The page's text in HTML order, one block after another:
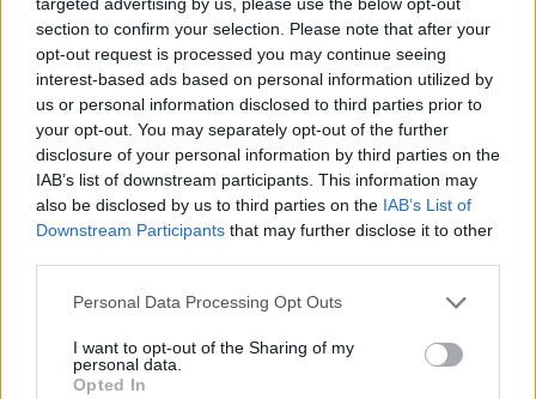
section to confirm your selection. Please note that after your
opt-out request is processed you may continue seeing
interest-based ads based on personal information utilized by
us or personal information disclosed to third parties prior to
your opt-out. You may separately opt-out of the further
disclosure of your personal information by third parties on the
IAB’s list of downstream participants. This information may
also be disclosed by us to third parties on the IAB’s List of
Downstream Participants that may further disclose it to other
Personal Data Processing Opt Outs
I want to opt-out of the Sharing of my
personal data.
Opted In
Σε αντίθεση με τα τέσσερα κανονικά